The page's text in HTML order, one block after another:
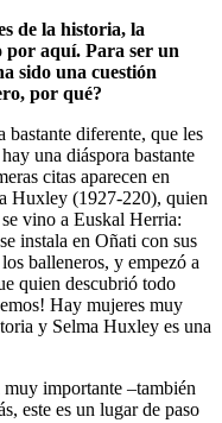
de la historia, la
aquí. Para ser un
sido una cuestión
por qué?
diferente, que les
una diáspora bastante
citas aparecen en
Huxley (1927-220), quien
vino a Euskal Herria:
instala en Oñati con sus
balleneros, y empezó a
quien descubrió todo
Hay mujeres muy
y Selma Huxley es una
muy importante –también
este es un lugar de paso